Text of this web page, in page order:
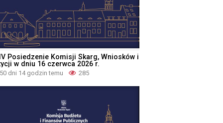
Posiedzenie Komisji Skarg, Wniosków i
w dniu 16 czerwca 2026 r.
50 dni 14 godzin temu 285